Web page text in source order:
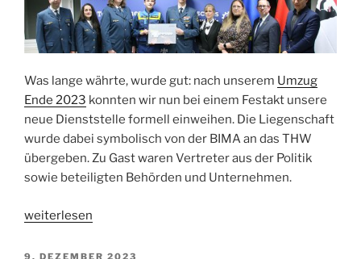
Was lange währte, wurde gut: nach unserem Umzug
Ende 2023 konnten wir nun bei einem Festakt unsere
neue Dienststelle formell einweihen. Die Liegenschaft
wurde dabei symbolisch von der BIMA an das THW
übergeben. Zu Gast waren Vertreter aus der Politik
sowie beteiligten Behörden und Unternehmen.
„Festakt
Einweihung
weiterlesen
VERÖFFENTLICHT
9. DEZEMBER 2023